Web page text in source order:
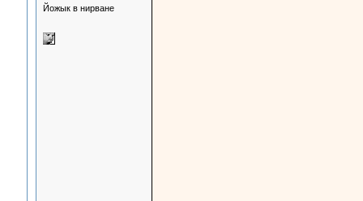
Йожык в нирване